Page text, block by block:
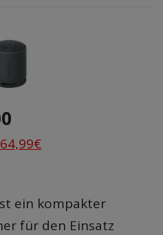
ein kompakter
für den Einsatz